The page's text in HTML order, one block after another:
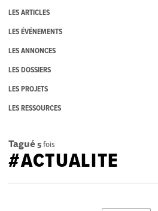
LES ARTICLES
LES ÉVÉNEMENTS
LES ANNONCES
LES DOSSIERS
LES PROJETS
LES RESSOURCES
Tagué 5fois
#ACTUALITE